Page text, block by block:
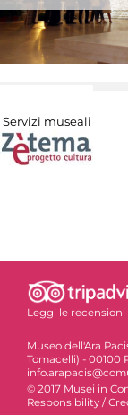
Servizi museali
Leggi le recensioni
Museo dell'Ara
Tomacelli) - 00100
© 2017 Musei in
Responsibility /